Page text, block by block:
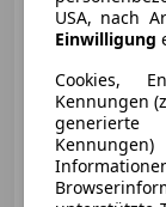
04/2022
USA, nach
Einwilligung
Cookies,
Kennungen